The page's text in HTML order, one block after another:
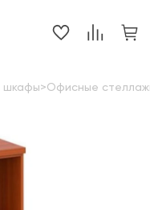
шкафы>Офисные